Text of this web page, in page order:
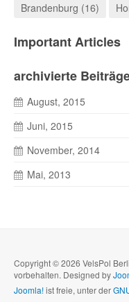
Brandenburg (16)
Important Articles
archivierte
August, 2015
Juni, 2015
November, 2014
Mai, 2013
Copyright © 2026 VelsPol
vorbehalten. Designed by
Joomla!ist freie, unter der